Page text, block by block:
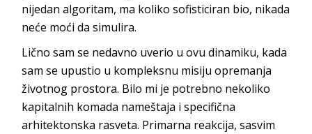
nijedan algoritam, ma koliko sofisticiran bio, nikada
neće moći da simulira.
Lično sam se nedavno uverio u ovu dinamiku, kada
sam se upustio u kompleksnu misiju opremanja
životnog prostora. Bilo mi je potrebno nekoliko
kapitalnih komada nameštaja i specifična
arhitektonska rasveta. Primarna reakcija, sasvim